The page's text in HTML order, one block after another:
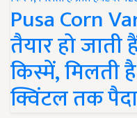
Pusa Corn
तैयार हो
किस्में, मिलती
क्विंटल तक